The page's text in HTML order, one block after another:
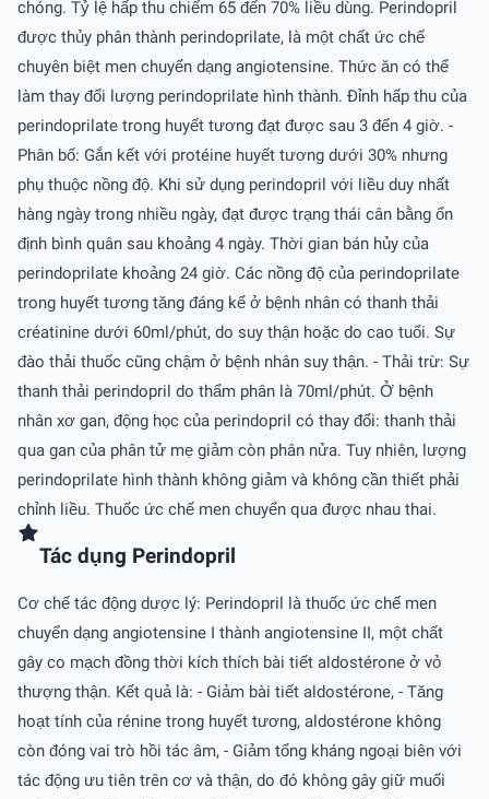
chóng. Tỷ lệ hấp thu chiếm 65 đến 70% liều dùng. Perindopril
được thủy phân thành perindoprilate, là một chất ức chế
chuyên biệt men chuyển dạng angiotensine. Thức ăn có thể
làm thay đổi lượng perindoprilate hình thành. Ðỉnh hấp thu của
perindoprilate trong huyết tương đạt được sau 3 đến 4 giờ. -
Phân bố: Gắn kết với protéine huyết tương dưới 30% nhưng
phụ thuộc nồng độ. Khi sử dụng perindopril với liều duy nhất
hàng ngày trong nhiều ngày, đạt được trạng thái cân bằng ổn
định bình quân sau khoảng 4 ngày. Thời gian bán hủy của
perindoprilate khoảng 24 giờ. Các nồng độ của perindoprilate
trong huyết tương tăng đáng kể ở bệnh nhân có thanh thải
créatinine dưới 60ml/phút, do suy thận hoặc do cao tuổi. Sự
đào thải thuốc cũng chậm ở bệnh nhân suy thận. - Thải trừ: Sự
thanh thải perindopril do thẩm phân là 70ml/phút. Ở bệnh
nhân xơ gan, động học của perindopril có thay đổi: thanh thải
qua gan của phân tử mẹ giảm còn phân nửa. Tuy nhiên, lượng
perindoprilate hình thành không giảm và không cần thiết phải
chỉnh liều. Thuốc ức chế men chuyển qua được nhau thai.
Tác dụng Perindopril
Cơ chế tác động dược lý: Perindopril là thuốc ức chế men
chuyển dạng angiotensine I thành angiotensine II, một chất
gây co mạch đồng thời kích thích bài tiết aldostérone ở vỏ
thượng thận. Kết quả là: - Giảm bài tiết aldostérone, - Tăng
hoạt tính của rénine trong huyết tương, aldostérone không
còn đóng vai trò hồi tác âm, - Giảm tổng kháng ngoại biên với
tác động ưu tiên trên cơ và thận, do đó không gây giữ muối